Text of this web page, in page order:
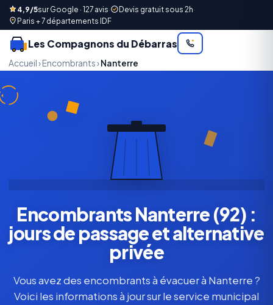
4,9/5sur Google · 127 avis· Devis gratuit sous 2h·
Paris + 7 départements IDF
Les Compagnons du Débarras
Accueil› Encombrants› Nanterre
Encombrants Nanterre (92) :
jours de passage et alternative
privée
Vous avez des encombrants à évacuer à Nanterre ?
Voici les informations à jour sur le service municipal